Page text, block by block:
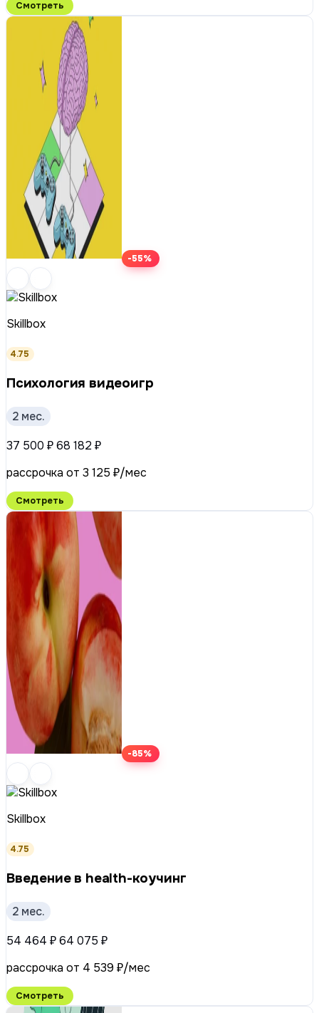
Смотреть
-55%
Skillbox
4.75
Психология видеоигр
2 мес.
37 500 ₽68 182 ₽
рассрочка от 3 125 ₽/мес
Смотреть
-85%
Skillbox
4.75
Введение в health-коучинг
2 мес.
54 464 ₽64 075 ₽
рассрочка от 4 539 ₽/мес
Смотреть